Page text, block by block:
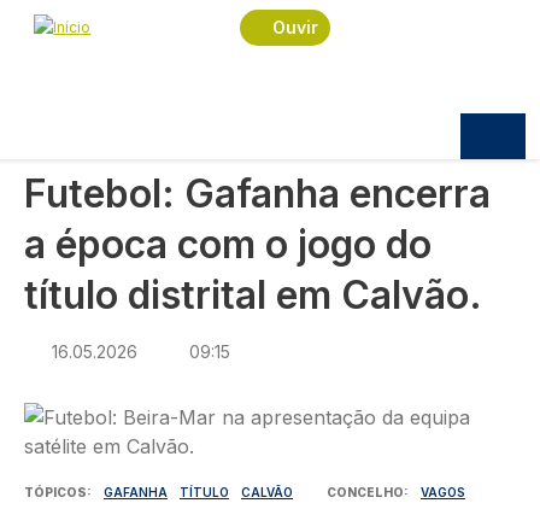
Passar para o conteúdo principal
Ouvir
Navegação estrutural
Início
Desporto
Futebol: Gafanha encerra a época com o jogo do
Futebol: Gafanha encerra
a época com o jogo do
título distrital em Calvão.
16.05.2026 09:15
Imagem
TÓPICOS GAFANHA TÍTULO CALVÃO CONCELHO VAGOS